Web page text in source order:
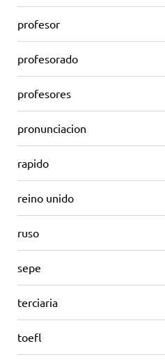
profesor
profesorado
profesores
pronunciacion
rapido
reino unido
ruso
sepe
terciaria
toefl